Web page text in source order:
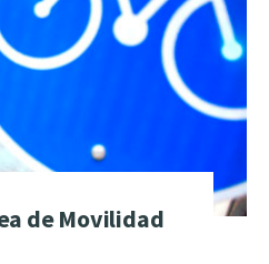
de Movilidad